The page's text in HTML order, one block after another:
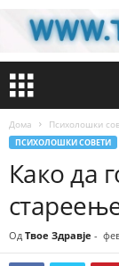
Дома Психолошки
ПСИХОЛОШКИ СОВЕТИ
Како да
Од Твое Здравје -